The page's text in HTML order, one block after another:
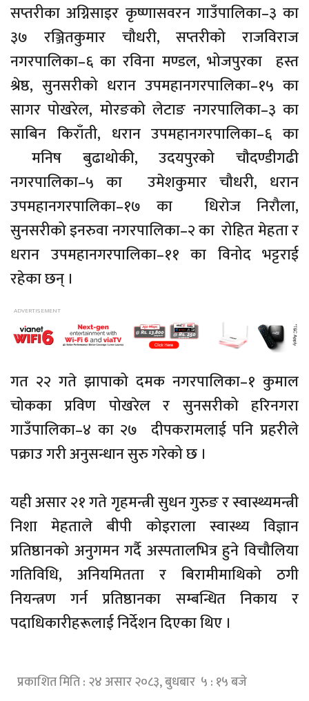
सप्तरीका अग्निसाइर कृष्णासवरन गाउँपालिका–३ का
३७ रञ्जितकुमार चौधरी, सप्तरीको राजविराज
नगरपालिका–६ का रविना मण्डल, भोजपुरका हस्त
श्रेष्ठ, सुनसरीको धरान उपमहानगरपालिका–१५ का
सागर पोखरेल, मोरङको लेटाङ नगरपालिका–३ का
साबिन किराँती, धरान उपमहानगरपालिका–६ का
मनिष बुढाथोकी, उदयपुरको चौदण्डीगढी
नगरपालिका–५ का उमेशकुमार चौधरी, धरान
उपमहानगरपालिका–१७ का धिरोज निरौला,
सुनसरीको इनरुवा नगरपालिका–२ का रोहित मेहता र
धरान उपमहानगरपालिका–११ का विनोद भट्टराई
रहेका छन् ।
गत २२ गते झापाको दमक नगरपालिका–१ कुमाल
चोकका प्रविण पोखरेल र सुनसरीको हरिनगरा
गाउँपालिका–४ का २७ दीपकरामलाई पनि प्रहरीले
पक्राउ गरी अनुसन्धान सुरु गरेको छ ।
यही असार २१ गते गृहमन्त्री सुधन गुरुङ र स्वास्थ्यमन्त्री
निशा मेहताले बीपी कोइराला स्वास्थ्य विज्ञान
प्रतिष्ठानको अनुगमन गर्दै अस्पतालभित्र हुने विचौलिया
गतिविधि, अनियमितता र बिरामीमाथिको ठगी
नियन्त्रण गर्न प्रतिष्ठानका सम्बन्धित निकाय र
पदाधिकारीहरूलाई निर्देशन दिएका थिए ।
प्रकाशित मिति : २४ असार २०८३, बुधबार ५ : १५ बजे